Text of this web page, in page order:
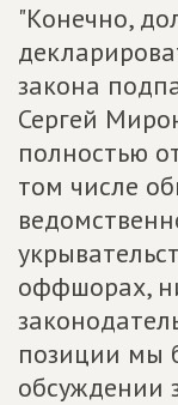
"Конечно,
закона
Сергей
полностью
том числе
оффшорах,
позиции мы
обсуждении